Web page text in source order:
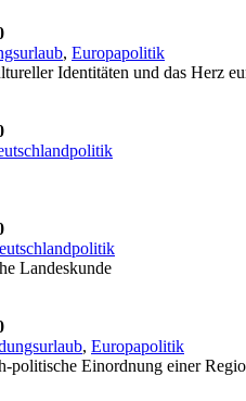
, Europapolitik
Identitäten und das Herz
Landeskunde
, Europapolitik
politische Einordnung einer